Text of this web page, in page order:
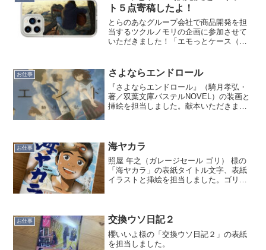
ト５点寄稿したよ！
とらのあなグループ会社で商品開発を担
当するツクルノモリの企画に参加させて
いただきました！「エモっとケース（ク
Emotion」として、エモっとケース特設ペ
ージにて販売し...
お仕事 さよならエンドロール
『さよならエンドロール』（騎月孝弘・
著／双葉文庫パステルNOVEL）の装画と
挿絵を担当しました。献本いただきまし
な物語のラストを飾る...
お仕事 海ヤカラ
照屋 年之（ガレージセール ゴリ） 様の
「海ヤカラ」の表紙タイトル文字、表紙
イラストと挿絵を担当しました。ゴリさ
けててホントよかった...
お仕事 交換ウソ日記２
櫻いいよ様の「交換ウソ日記２」の表紙
を担当しました。